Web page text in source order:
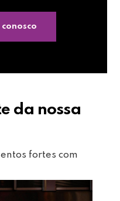
da nossa
fortes com